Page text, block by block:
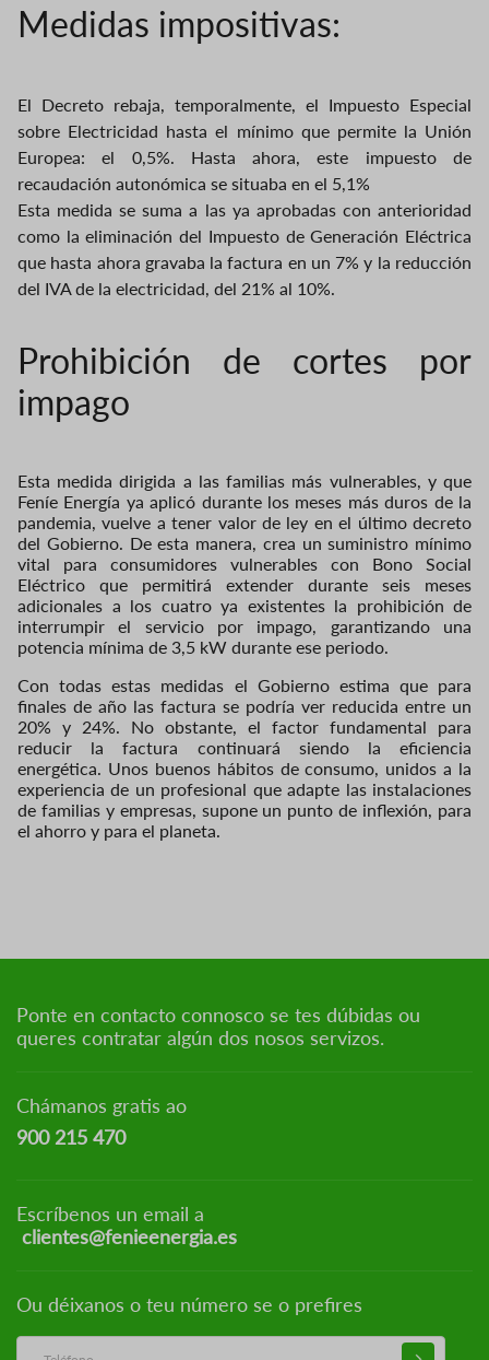
Medidas impositivas:
El Decreto rebaja, temporalmente, el Impuesto Especial
sobre Electricidad hasta el mínimo que permite la Unión
Europea: el 0,5%. Hasta ahora, este impuesto de
recaudación autonómica se situaba en el 5,1%
Esta medida se suma a las ya aprobadas con anterioridad
como la eliminación del Impuesto de Generación Eléctrica
que hasta ahora gravaba la factura en un 7% y la reducción
del IVA de la electricidad, del 21% al 10%.
Prohibición de cortes por
impago
Esta medida dirigida a las familias más vulnerables, y que
Feníe Energía ya aplicó durante los meses más duros de la
pandemia, vuelve a tener valor de ley en el último decreto
del Gobierno. De esta manera, crea un suministro mínimo
vital para consumidores vulnerables con Bono Social
Eléctrico que permitirá extender durante seis meses
adicionales a los cuatro ya existentes la prohibición de
interrumpir el servicio por impago, garantizando una
potencia mínima de 3,5 kW durante ese periodo.
Con todas estas medidas el Gobierno estima que para
finales de año las factura se podría ver reducida entre un
20% y 24%. No obstante, el factor fundamental para
reducir la factura continuará siendo la eficiencia
energética. Unos buenos hábitos de consumo, unidos a la
experiencia de un profesional que adapte las instalaciones
de familias y empresas, supone un punto de inflexión, para
el ahorro y para el planeta.
Ponte en contacto connosco se tes dúbidas ou
queres contratar algún dos nosos servizos.
Chámanos gratis ao
900 215 470
Escríbenos un email a
clientes@fenieenergia.es
Ou déixanos o teu número se o prefires